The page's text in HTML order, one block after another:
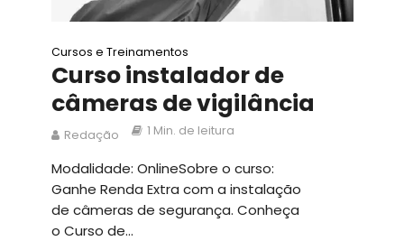
Cursos e Treinamentos
Curso instalador de
câmeras de vigilância
Redação 1 Min. de leitura
Modalidade: OnlineSobre o curso:
Ganhe Renda Extra com a instalação
de câmeras de segurança. Conheça
o Curso de...